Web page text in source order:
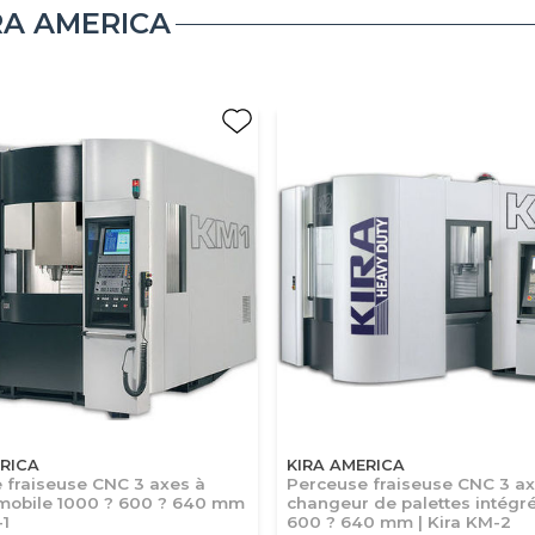
AMERICA
fraiseuse CNC 3 axes à
1000 ? 600 ? 640 mm
KIRA AMERICA
Perceuse fraiseuse CNC 3
changeur de palettes
600 ? 640 mm | Kira KM-2